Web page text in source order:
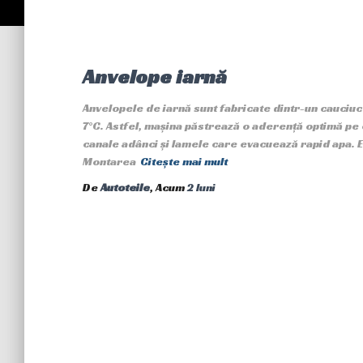
Anvelope iarnă
Anvelopele de iarnă sunt fabricate dintr-un
7°C. Astfel, mașina păstrează o aderență optimă
canale adânci și lamele care evacuează rapid
Montarea Citește mai mult
DeAutoteile, Acum2 luni